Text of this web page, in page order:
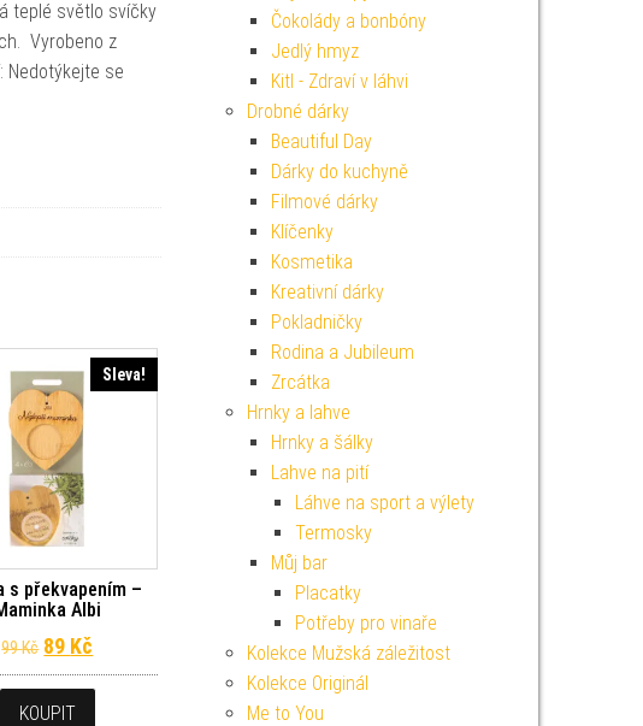
teplé světlo svíčky
Vyrobeno z
Nedotýkejte se
Kč.
Sleva!
s překvapením –
Albi
99Kč Původní cena byla: 99 Kč.
89 Kč Aktuální cena je: 89 Kč.
KOUPIT
Čokolády a bonbóny
Jedlý hmyz
Kitl - Zdraví v láhvi
Drobné dárky
Beautiful Day
Dárky do kuchyně
Filmové dárky
Klíčenky
Kosmetika
Kreativní dárky
Pokladničky
Rodina a Jubileum
Zrcátka
Hrnky a lahve
Hrnky a šálky
Lahve na pití
Láhve na sport a výlety
Termosky
Můj bar
Placatky
Potřeby pro vinaře
Kolekce Mužská záležitost
Kolekce Originál
Me to You